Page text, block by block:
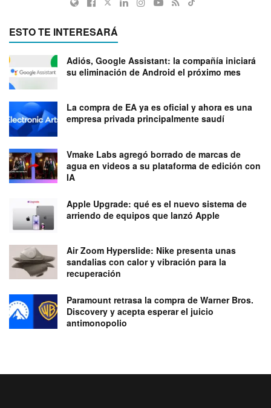
ESTO TE INTERESARÁ
Adiós, Google Assistant: la compañía iniciará
su eliminación de Android el próximo mes
La compra de EA ya es oficial y ahora es una
empresa privada principalmente saudí
Vmake Labs agregó borrado de marcas de
agua en videos a su plataforma de edición con
IA
Apple Upgrade: qué es el nuevo sistema de
arriendo de equipos que lanzó Apple
Air Zoom Hyperslide: Nike presenta unas
sandalias con calor y vibración para la
recuperación
Paramount retrasa la compra de Warner Bros.
Discovery y acepta esperar el juicio
antimonopolio